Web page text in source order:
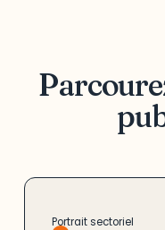
Portrait sectoriel